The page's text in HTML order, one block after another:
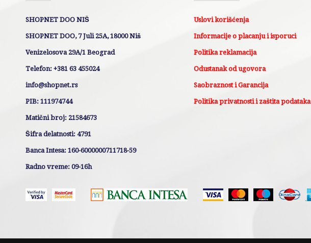
SHOPNET DOO NIŠ
SHOPNET DOO, 7 Juli 25A, 18000 Niš
Venizelosova 29A/1 Beograd
Telefon: +381 63 455024
info@shopnet.rs
PIB: 111974744
Matični broj: 21584673
Šifra delatnosti: 4791
Banca Intesa: 160-6000000711718-59
Radno vreme: 09-16h
Uslovi korišćenja
Informacije o placanju i isporuci
Politika reklamacija
Odustanak od ugovora
Saobraznost i Garancija
Politika privatnosti i zaštita podataka